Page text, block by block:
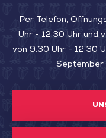
Per Telefon,
Uhr - 12:30 Uhr und
von 9:30 Uhr - 12:30
September